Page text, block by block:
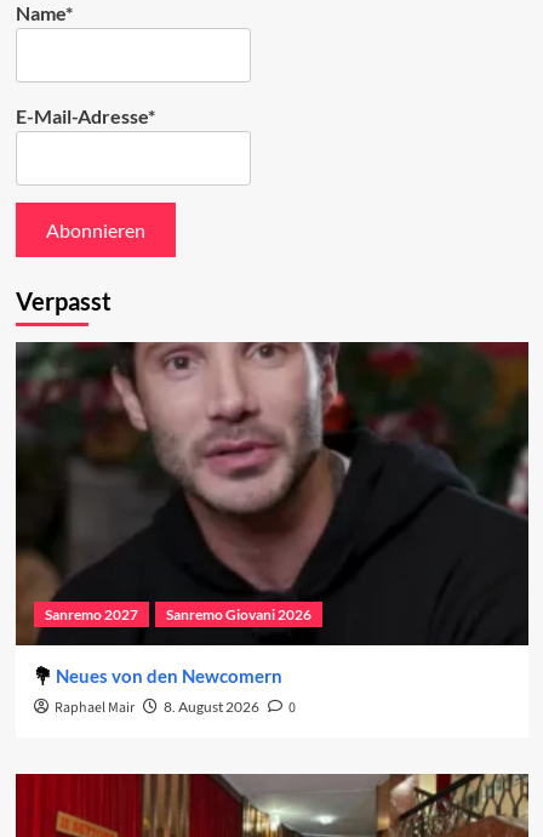
Name*
E-Mail-Adresse*
Verpasst
Sanremo 2027 Sanremo Giovani 2026
Neues von den Newcomern
Raphael Mair 8. August 2026 0